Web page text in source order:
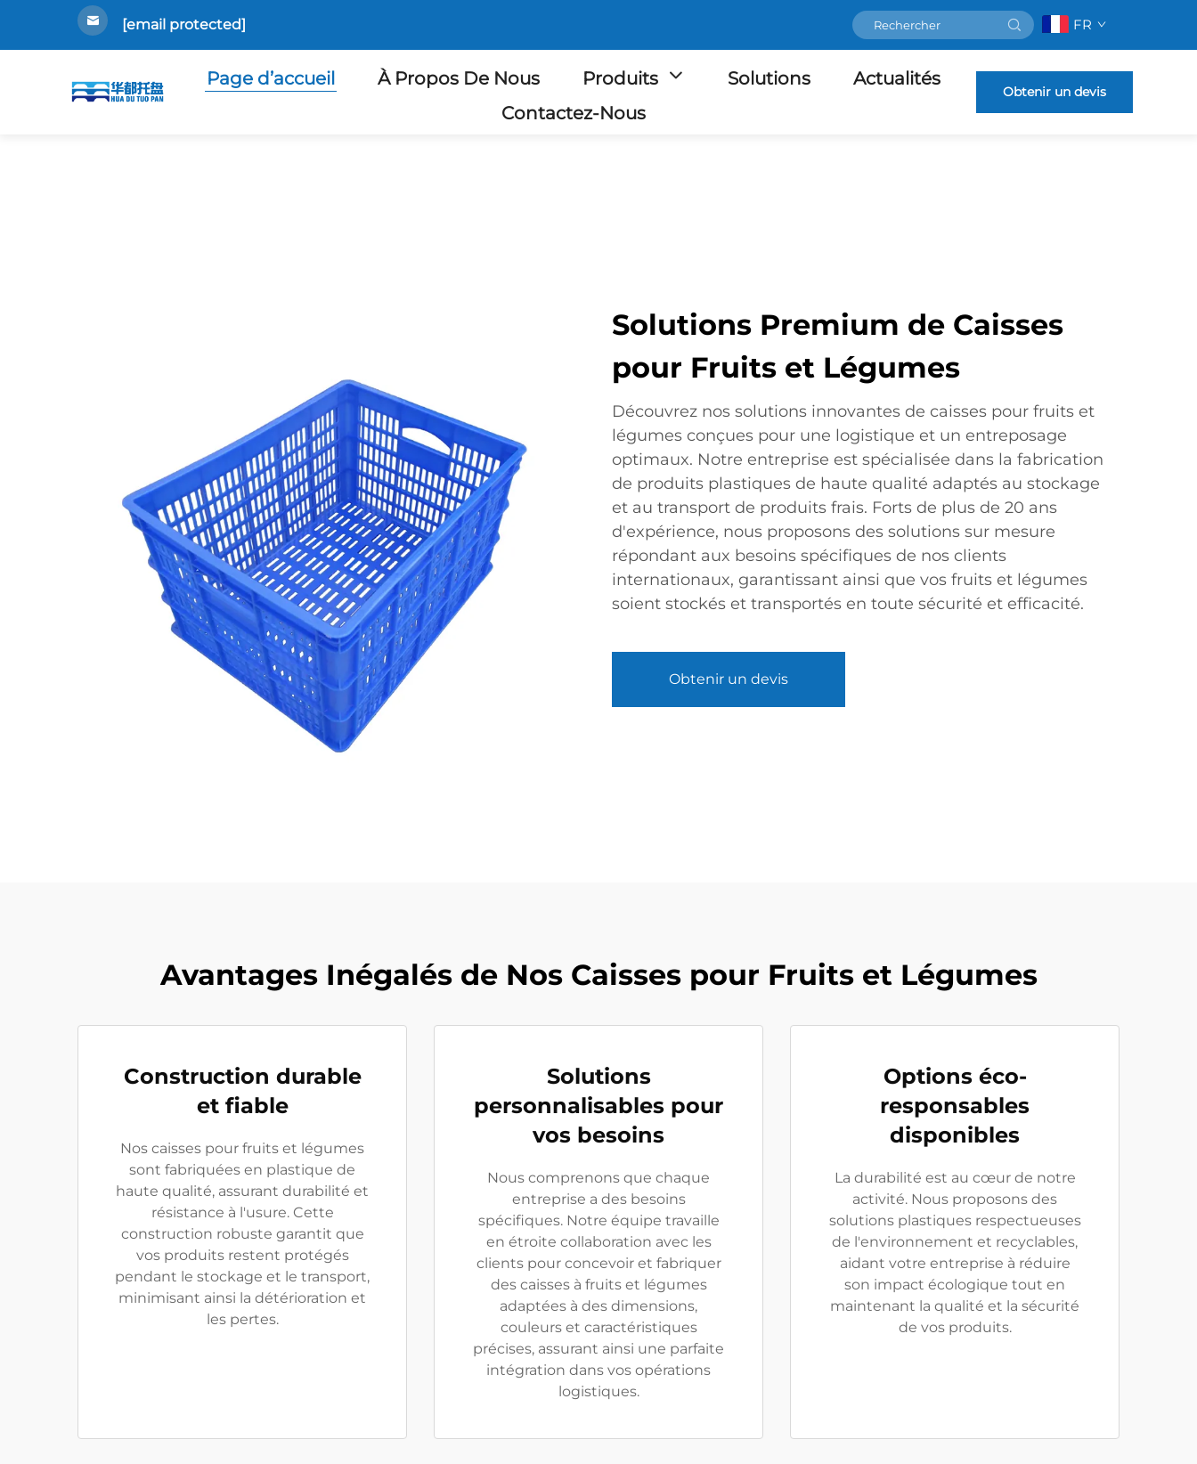
[email protected] FR
Page d’accueil À Propos De Nous Produits Solutions
Actualités
Contactez-Nous
Obtenir un devis
Solutions Premium de Caisses
pour Fruits et Légumes
Découvrez nos solutions innovantes de caisses pour fruits et
légumes conçues pour une logistique et un entreposage
optimaux. Notre entreprise est spécialisée dans la fabrication
de produits plastiques de haute qualité adaptés au stockage
et au transport de produits frais. Forts de plus de 20 ans
d'expérience, nous proposons des solutions sur mesure
répondant aux besoins spécifiques de nos clients
internationaux, garantissant ainsi que vos fruits et légumes
soient stockés et transportés en toute sécurité et efficacité.
Obtenir un devis
Avantages Inégalés de Nos Caisses pour Fruits et Légumes
Construction durable
et fiable
Nos caisses pour fruits et légumes
sont fabriquées en plastique de
haute qualité, assurant durabilité et
résistance à l'usure. Cette
construction robuste garantit que
vos produits restent protégés
pendant le stockage et le transport,
minimisant ainsi la détérioration et
les pertes.
Solutions
personnalisables pour
vos besoins
Nous comprenons que chaque
entreprise a des besoins
spécifiques. Notre équipe travaille
en étroite collaboration avec les
clients pour concevoir et fabriquer
des caisses à fruits et légumes
adaptées à des dimensions,
couleurs et caractéristiques
précises, assurant ainsi une parfaite
intégration dans vos opérations
logistiques.
Options éco-
responsables
disponibles
La durabilité est au cœur de notre
activité. Nous proposons des
solutions plastiques respectueuses
de l'environnement et recyclables,
aidant votre entreprise à réduire
son impact écologique tout en
maintenant la qualité et la sécurité
de vos produits.